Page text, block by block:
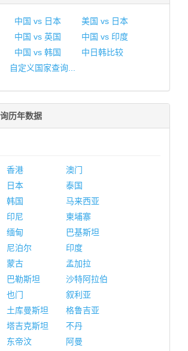
中国 vs 日本
美国 vs 日本
中国 vs 英国
中国 vs 印度
中国 vs 韩国
中日韩比较
自定义国家查询...
历年数据
香港
澳门
日本
泰国
韩国
马来西亚
印尼
柬埔寨
缅甸
巴基斯坦
尼泊尔
印度
蒙古
孟加拉
巴勒斯坦
沙特阿拉伯
也门
叙利亚
土库曼斯坦
格鲁吉亚
塔吉克斯坦
不丹
东帝汶
阿曼